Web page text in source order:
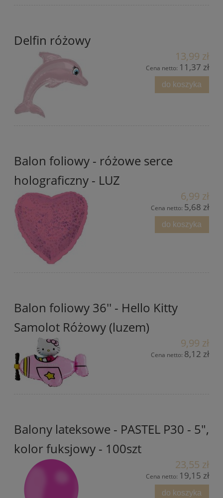
Delfin różowy
13,99 zł
Cena netto: 11,37 zł
do koszyka
Balon foliowy - różowe serce
holograficzny - LUZ
6,99 zł
Cena netto: 5,68 zł
do koszyka
Balon foliowy 36'' - Hello Kitty
Samolot Różowy (luzem)
9,99 zł
Cena netto: 8,12 zł
Balony lateksowe - PASTEL P30 - 5",
kolor fuksjowy - 100szt
23,55 zł
Cena netto: 19,15 zł
do koszyka